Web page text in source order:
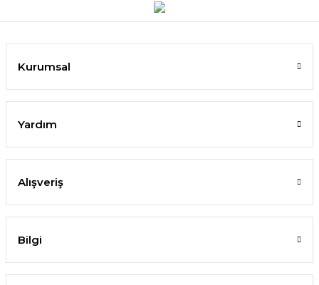
Kurumsal
Yardım
Alışveriş
Bilgi